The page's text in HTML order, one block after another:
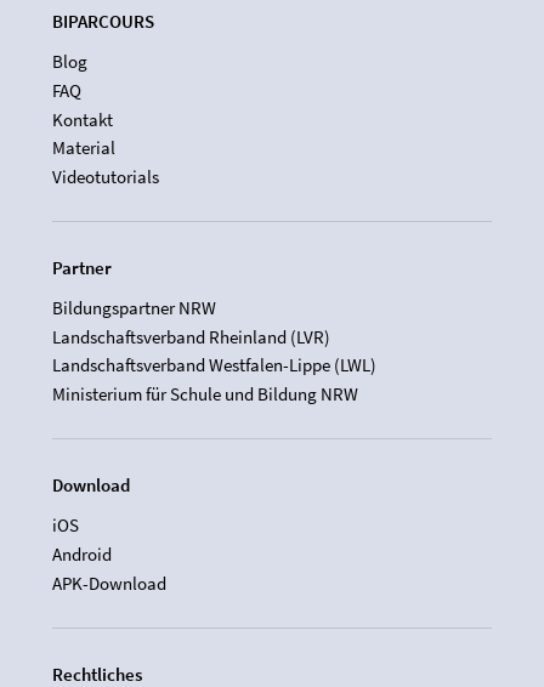
BIPARCOURS
Blog
FAQ
Kontakt
Material
Videotutorials
Partner
Bildungspartner NRW
Landschaftsverband Rheinland (LVR)
Landschaftsverband Westfalen-Lippe (LWL)
Ministerium für Schule und Bildung NRW
Download
iOS
Android
APK-Download
Rechtliches